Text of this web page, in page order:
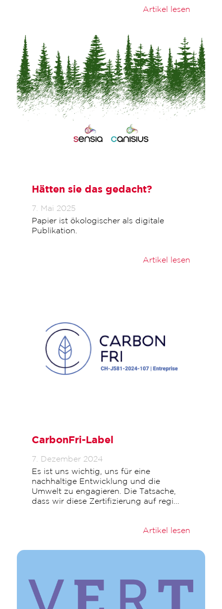
Artikel lesen
Hätten sie das gedacht?
7. Mai 2025
Papier ist ökologischer als digitale
Publikation.
Artikel lesen
CarbonFri-Label
7. Dezember 2024
Es ist uns wichtig, uns für eine
nachhaltige Entwicklung und die
Umwelt zu engagieren. Die Tatsache,
dass wir diese Zertifizierung auf regi...
Artikel lesen